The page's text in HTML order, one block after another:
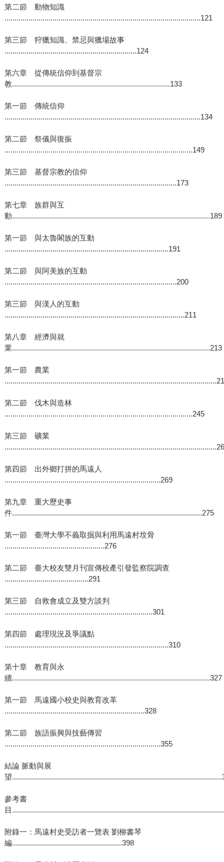
第二節 動物知識
..................................................................................................121
第三節 狩獵知識、禁忌與獵場故事
..................................................................124
第六章 從傳統信仰到基督宗
教...............................................................................133
第一節 傳統信仰
..................................................................................................134
第二節 祭儀與復振
..............................................................................................149
第三節 基督宗教的信仰
......................................................................................173
第七章 族群與互
動...................................................................................................189
第一節 與太魯閣族的互動
..................................................................................191
第二節 與阿美族的互動
......................................................................................200
第三節 與漢人的互動
..........................................................................................211
第八章 經濟與就
業...................................................................................................213
第一節 農業
第二節 伐木與造林
..............................................................................................245
第三節 礦業
第四節 出外鄉打拼的馬遠人
..............................................................................269
第九章 重大歷史事
件...............................................................................................275
第一節 臺灣大學不義取掘與利用馬遠村坟骨
..................................................276
第二節 臺大校友雙月刊宣傳校產引發監察院調查
..........................................291
第三節 自救會成立及雙方談判
..........................................................................301
第四節 處理現況及爭議點
..................................................................................310
第十章 教育與永
續...................................................................................................327
第一節 馬遠國小校史與教育改革
......................................................................328
第二節 族語振興與技藝傳習
..............................................................................355
結論 脈動與展
望
參考書
目
附錄一：馬遠村史受訪者一覽表 劉柳書琴
編.......................................................398